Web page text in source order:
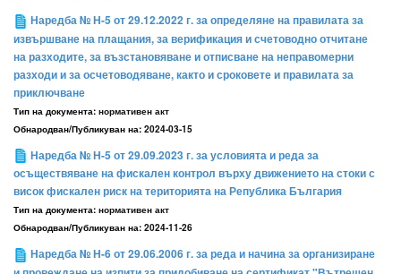
Наредба № Н-5 от 29.12.2022 г. за определяне на правилата за
извършване на плащания, за верификация и счетоводно отчитане
на разходите, за възстановяване и отписване на неправомерни
разходи и за осчетоводяване, както и сроковете и правилата за
приключване
Тип на документа: нормативен акт
Обнародван/Публикуван на: 2024-03-15
Наредба № Н-5 от 29.09.2023 г. за условията и реда за
осъществяване на фискален контрол върху движението на стоки с
висок фискален риск на територията на Република България
Тип на документа: нормативен акт
Обнародван/Публикуван на: 2024-11-26
Наредба № Н-6 от 29.06.2006 г. за реда и начина за организиране